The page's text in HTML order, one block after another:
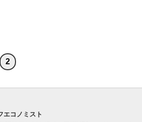
2
エコノミスト